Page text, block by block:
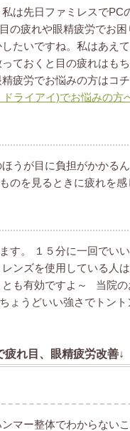
は先日ファミレスでPC
の疲れや眼精疲労でお困
たいですね。私はあえ
ておくと目の疲れはも
疲労でお悩みの方はコ
ライアイ)でお悩みの方
うが目に負担がかかる
のを見るときに疲れを感
す。 １５分に一回でい
ンズを使用している人
も有効ですよ～ 当院の
ょうどいい強さでトン
れ目、眼精疲労改善↓
ンマー整体でわからない